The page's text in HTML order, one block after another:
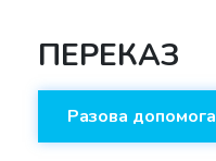
ПЕРЕКАЗ
Разова допомога